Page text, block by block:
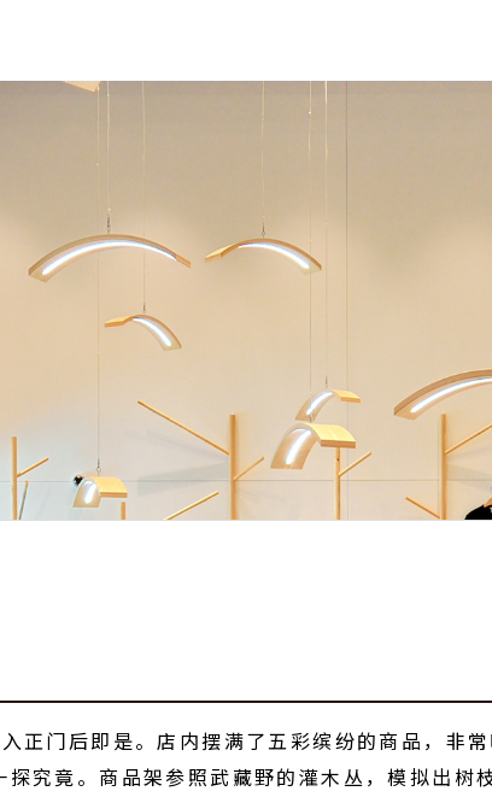
正门后即是。店内摆满了五彩缤纷的商品，非常
究竟。商品架参照武藏野的灌木丛，模拟出树